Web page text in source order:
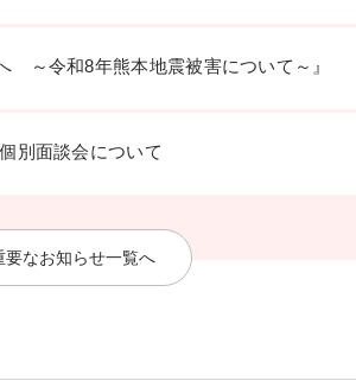
～令和8年熊本地震被害について～』
別面談会について
要なお知らせ一覧へ